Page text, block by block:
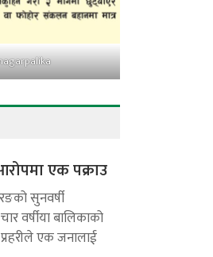
एक पक्राउ
सुनवर्षी
वर्षीया बालिकाको
एक जनालाई